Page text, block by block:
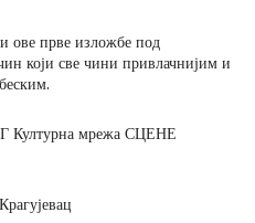
ове прве изложбе под
који све чини привлачнијим и
Културна мрежа СЦЕНЕ